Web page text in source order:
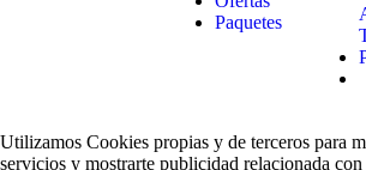
Paquetes
Utilizamos Cookies propias y de terceros para
servicios y mostrarte publicidad relacionada con